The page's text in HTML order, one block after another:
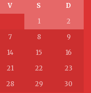
V S
D
1
2
7 8
9
14 15
16
21 22
23
28 29 30